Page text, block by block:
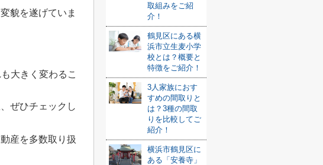
貌を遂げていま
大きく変わるこ
ぜひチェックし
産を多数取り扱
取組みをご紹
介！
鶴見区にある横
浜市立生麦小学
校とは？概要と
特徴をご紹介！
3人家族におす
すめの間取りと
は？3種の間取
りを比較してご
紹介！
横浜市鶴見区に
ある「安養寺」